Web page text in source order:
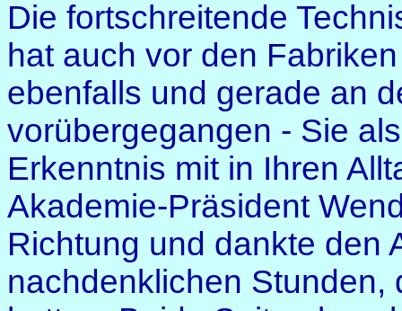
Die fortschreitende
hat auch vor den
ebenfalls und gerade an
vorübergegangen - Sie
Erkenntnis mit in Ihren
Akademie-Präsident
Richtung und dankte den
nachdenklichen Stunden,